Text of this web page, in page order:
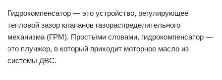
Гидрокомпенсатор — это устройство, регулирующее
тепловой зазор клапанов газораспределительного
механизма (ГРМ). Простыми словами, гидрокомпенсатор —
это плунжер, в который приходит моторное масло из
системы ДВС.